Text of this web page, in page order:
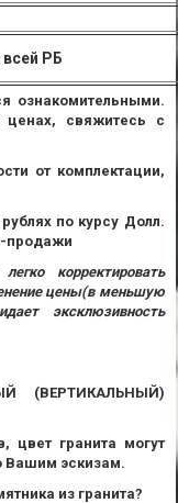
РБ
ознакомительными.
свяжитесь с
от комплектации,
по курсу Долл.
продажи
корректировать
цены(в меньшую
эксклюзивность
(ВЕРТИКАЛЬНЫЙ)
цвет гранита могут
Вашим эскизам.
из гранита?